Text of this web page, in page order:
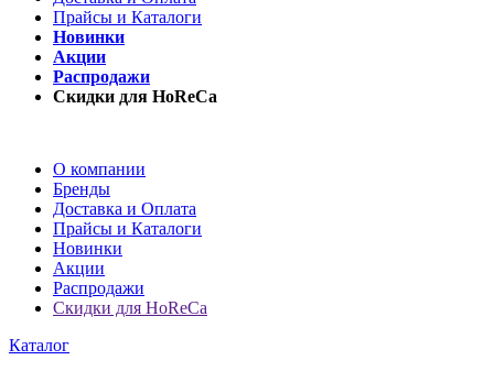
Прайсы и Каталоги
Новинки
Акции
Распродажи
Скидки для HoReCa
О компании
Бренды
Доставка и Оплата
Прайсы и Каталоги
Новинки
Акции
Распродажи
Скидки для HoReCa
Каталог